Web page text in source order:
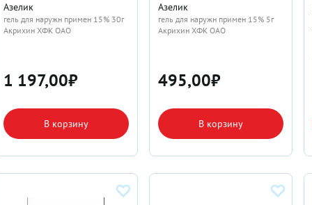
Азелик
гель для наружн примен 15% 30г
Акрихин ХФК ОАО
1 197,00₽
В корзину
Азелик
гель для наружн примен 15% 5г
Акрихин ХФК ОАО
495,00₽
В корзину